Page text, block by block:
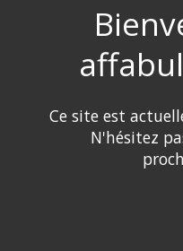
Ce site est
N'hésitez